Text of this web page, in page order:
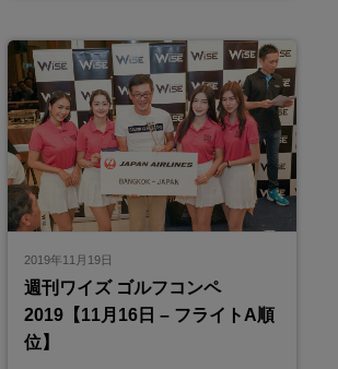
2019年11月19日
週刊ワイズ ゴルフコンペ
2019【11月16日 – フライトA順
位】